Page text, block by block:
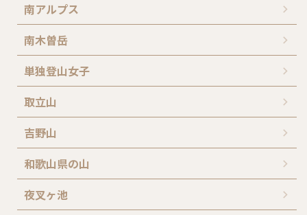
南アルプス
南木曽岳
単独登山女子
取立山
吉野山
和歌山県の山
夜叉ヶ池